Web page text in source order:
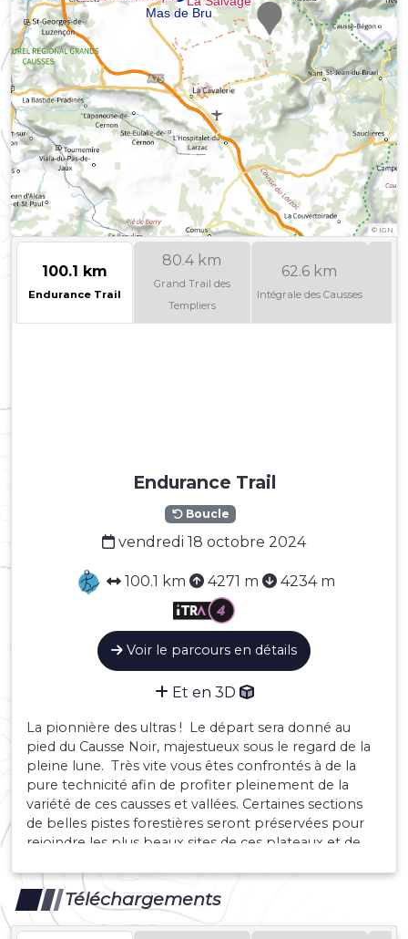
© IGN
100.1 km
Endurance Trail
80.4 km
Grand Trail des
Templiers
62.6 km
Intégrale des Causses
Endurance Trail
Boucle
vendredi 18 octobre 2024
100.1 km 4271 m 4234 m
Voir le parcours en détails
Et en 3D
La pionnière des ultras ! Le départ sera donné au
pied du Causse Noir, majestueux sous le regard de la
pleine lune. Très vite vous êtes confrontés à de la
pure technicité afin de profiter pleinement de la
variété de ces causses et vallées. Certaines sections
de belles pistes forestières seront préservées pour
rejoindre les plus beaux sites de ces plateaux et de
Téléchargements